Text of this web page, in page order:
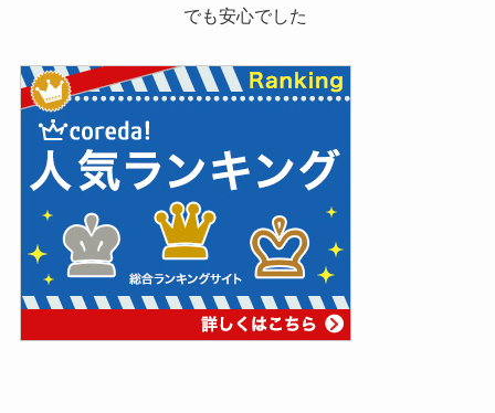
でも安心でした